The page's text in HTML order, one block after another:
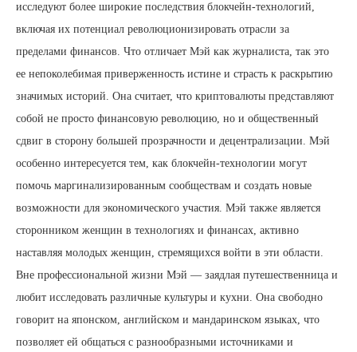
исследуют более широкие последствия блокчейн-технологий,
включая их потенциал революционизировать отрасли за
пределами финансов. Что отличает Мэй как журналиста, так это
ее непоколебимая приверженность истине и страсть к раскрытию
значимых историй. Она считает, что криптовалюты представляют
собой не просто финансовую революцию, но и общественный
сдвиг в сторону большей прозрачности и децентрализации. Мэй
особенно интересуется тем, как блокчейн-технологии могут
помочь маргинализированным сообществам и создать новые
возможности для экономического участия. Мэй также является
сторонником женщин в технологиях и финансах, активно
наставляя молодых женщин, стремящихся войти в эти области.
Вне профессиональной жизни Мэй — заядлая путешественница и
любит исследовать различные культуры и кухни. Она свободно
говорит на японском, английском и мандаринском языках, что
позволяет ей общаться с разнообразными источниками и